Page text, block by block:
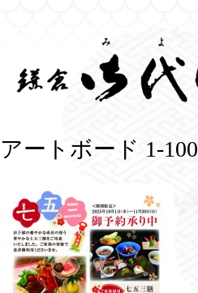
アートボード 1-100